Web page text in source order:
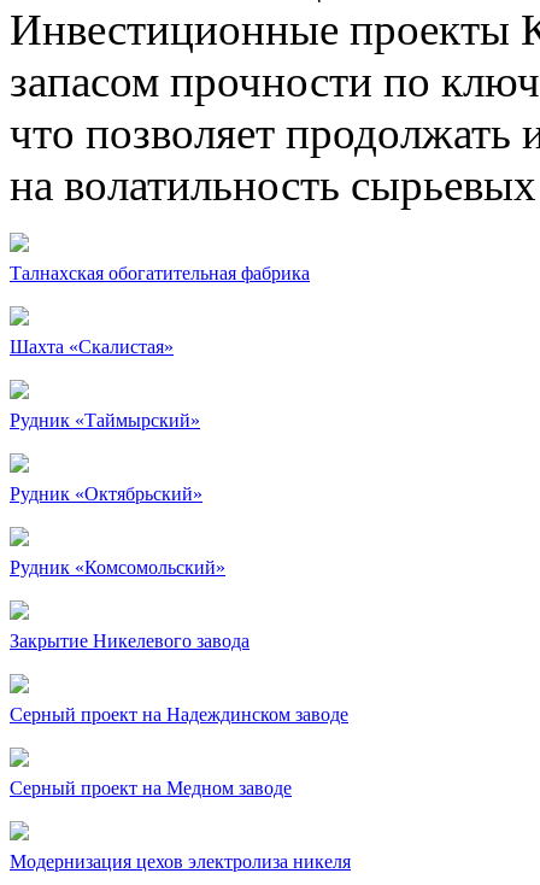
Инвестиционные проекты
запасом прочности по
что позволяет продолжать
на волатильность
Талнахская обогатительная фабрика
Шахта «Скалистая»
Рудник «Таймырский»
Рудник «Октябрьский»
Рудник «Комсомольский»
Закрытие Никелевого завода
Серный проект на Надеждинском заводе
Серный проект на Медном заводе
Модернизация цехов электролиза никеля